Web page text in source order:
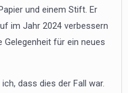
und einem Stift. Er
im Jahr 2024 verbessern
Gelegenheit für ein neues
dass dies der Fall war.